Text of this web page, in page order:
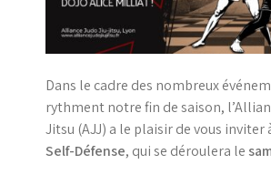
Dans le cadre des nombreux
rythment notre fin de saison,
Jitsu (AJJ) a le plaisir de vous inviter
Self-Défense, qui se déroulera le